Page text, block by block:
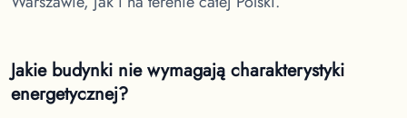
Jakie budynki nie wymagają charakterystyki
energetycznej?